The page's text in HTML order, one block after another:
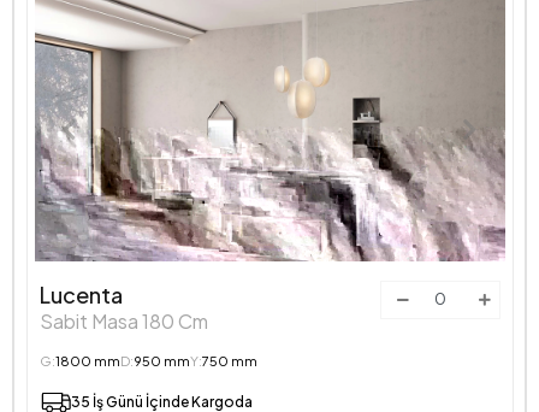
Lucenta
Sabit Masa 180 Cm
G:1800 mmD:950 mmY:750 mm
35 İş Günü İçinde Kargoda